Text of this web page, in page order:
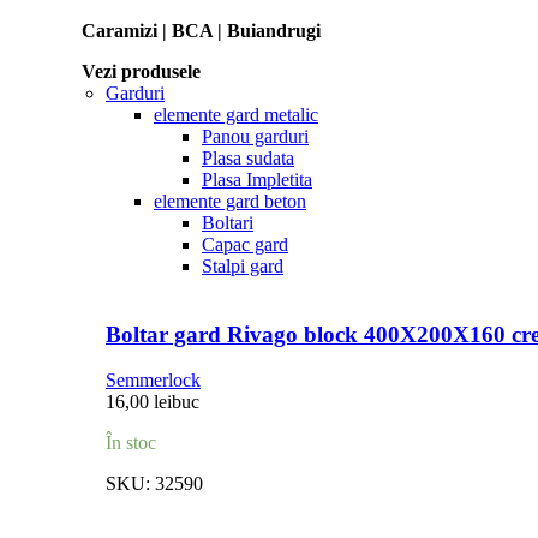
Caramizi | BCA | Buiandrugi
Vezi produsele
Garduri
elemente gard metalic
Panou garduri
Plasa sudata
Plasa Impletita
elemente gard beton
Boltari
Capac gard
Stalpi gard
Boltar gard Rivago block 400X200X160
Semmerlock
16,00 leibuc
În stoc
SKU: 32590